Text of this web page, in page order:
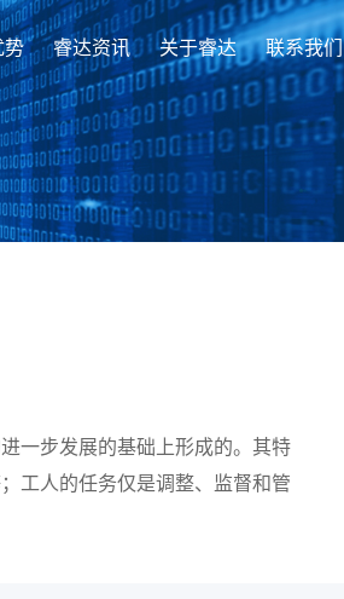
势 睿达资讯 关于睿达 联系我们
一步发展的基础上形成的。其特
工人的任务仅是调整、监督和管